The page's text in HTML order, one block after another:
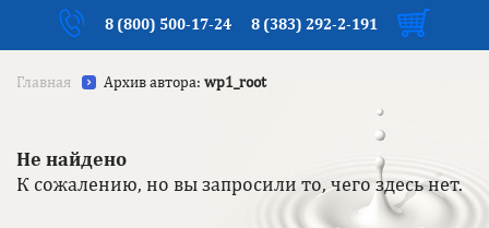
8 (800) 500-17-24 8 (383) 292-2-191
Главная Архив автора: wp1_root
Не найдено
К сожалению, но вы запросили то, чего здесь нет.